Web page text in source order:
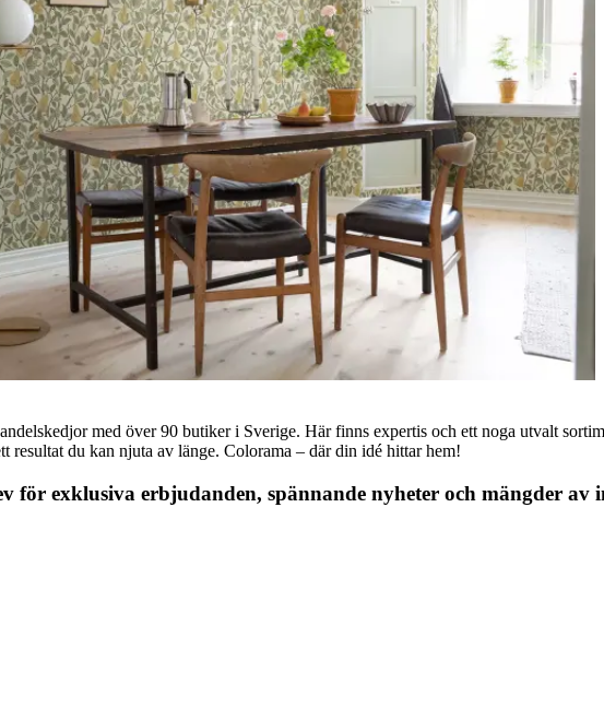
med över 90 butiker i Sverige. Här finns expertis och ett noga utvalt
resultat du kan njuta av länge. Colorama – där din idé hittar hem!
för exklusiva erbjudanden, spännande nyheter och mängder av